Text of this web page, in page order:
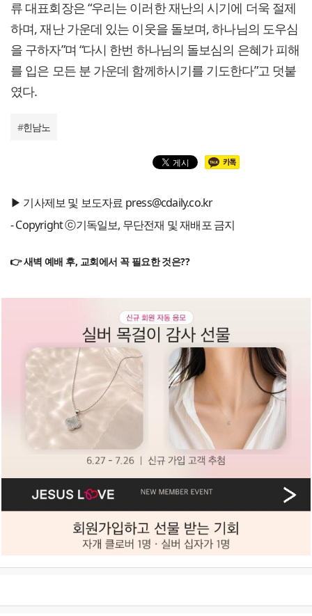
류 대표회장은 “우리는 이러한 재난의 시기에 더욱 절제
하며, 재난 가운데 있는 이웃을 돌보며, 하나님의 도우심
을 구하자”며 “다시 한번 하나님의 돌보심의 은혜가 피해
를 입은 모든 분 가운데 함께하시기를 기도한다”고 덧붙
였다.
#힌남노
▶ 기사제보 및 보도자료 press@cdaily.co.kr
- Copyright ⓒ기독일보, 무단전재 및 재배포 금지
👉 새벽 예배 후, 교회에서 꼭 필요한 것은??